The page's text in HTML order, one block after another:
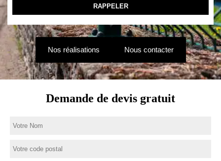
Nos réalisations Nous contacter
Demande de devis gratuit